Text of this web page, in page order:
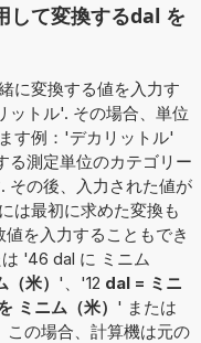
して変換するdal を
に変換する値を入力す
ットル'. その場合、単位
す例：'デカリットル'
る測定単位のカテゴリー
その後、入力された値が
は最初に求めた変換も
を入力することもでき
'46 dal に ミニム
米） '、'12 dal = ミニ
ミニム（米） ' または
この場合、計算機は元の